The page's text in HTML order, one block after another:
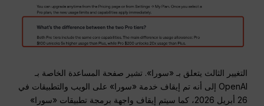
التغيير الثالث يتعلق بـ «سورا». تشير صفحة المساعدة الخاصة بـ
OpenAI إلى أنه تم إيقاف خدمة «سورا» على الويب والتطبيقات في
26 أبريل 2026، كما سيتم إيقاف واجهة برمجة تطبيقات «سورا»